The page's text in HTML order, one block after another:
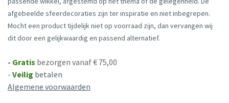
afgebeelde sfeerdecoraties zijn ter inspiratie en niet inbegrepen.
Mocht een product tijdelijk niet op voorraad zijn, dan vervangen wij
dit door een gelijkwaardig en passend alternatief.
- Gratis bezorgen vanaf € 75,00
- Veilig betalen
Algemene voorwaarden